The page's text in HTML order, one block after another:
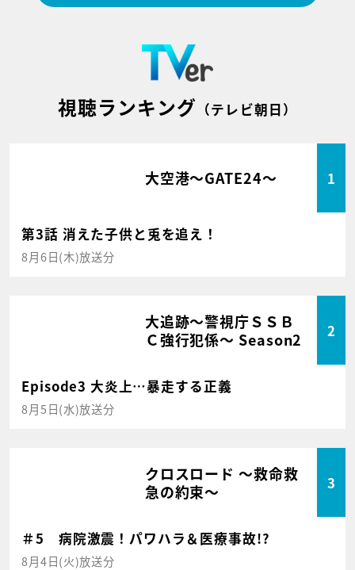
視聴ランキング （テレビ朝日）
大空港～GATE24～ 1
第3話 消えた子供と兎を追え！
8月6日(木)放送分
大追跡～警視庁ＳＳＢ
Ｃ強行犯係～ Season2
2
Episode3 大炎上…暴走する正義
8月5日(水)放送分
クロスロード ～救命救
急の約束～
3
＃5 病院激震！パワハラ＆医療事故!?
8月4日(火)放送分